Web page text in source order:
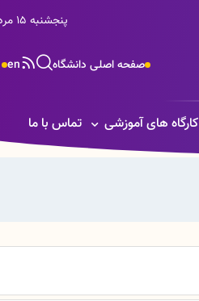
پنجشنبه 15 مرداد 1405
en صفحه اصلی دانشگاه
کارگاه های آموزشی تماس با ما